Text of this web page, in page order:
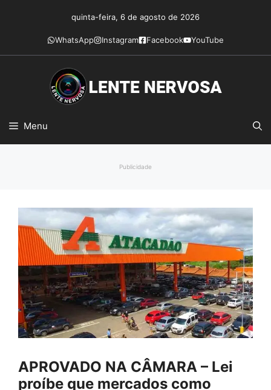
conteúdo
quinta-feira, 6 de agosto de 2026
WhatsApp Instagram Facebook YouTube
Menu
Publicidade
APROVADO NA CÂMARA – Lei
proíbe que mercados como